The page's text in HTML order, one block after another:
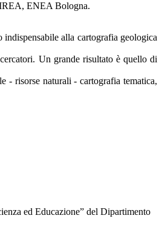
ENEA Bologna.
alla cartografia geologica
Un grande risultato è quello di
- risorse naturali - cartografia tematica,
ed Educazione” del Dipartimento